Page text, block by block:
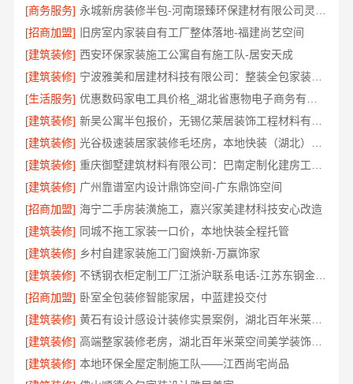
[商务服务]
[招商加盟]
旧房室内家装自有工厂整体落地-福建尚艺空间
[建筑装修] 西安环保家装施工公寓自有施工队-居安天成
[建筑装修]
宁波雅美和居建材科技有限公司：整装全包家装设计厨卫改造
[生活服务]
[建筑装修]
[建筑装修]
[建筑装修]
[建筑装修] 广州靠谱室内设计鼎饰空间-广东鼎饰空间
[招商加盟] 海宁二手房装潢施工，嘉兴家美建材科技安心改造
[建筑装修] 同城不拖工家装一口价，本地快装全程托管
[建筑装修] 乡村自建家装施工门窗焕新-万赢饰家
[建筑装修]
不锈钢衣柜定制工厂江浙沪联系电话-江苏东钢金属科技
[招商加盟] 卧室全包装修智能家居，中蓝建投交付
[建筑装修]
黄石有设计感设计装修实景案例，湖北百年米莱空间美学装饰材料有限公司
[建筑装修]
高端整家装修老房，湖北百年米莱空间美学装饰材料有限公司焕新居所
[建筑装修] 本地环保全屋定制施工队——江西尚宅尚品